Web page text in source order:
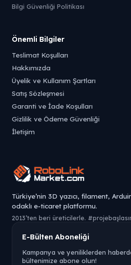
Bilgi Güvenliği Politikası
Önemli Bilgiler
Teslimat Koşulları
Hakkımızda
Üyelik ve Kullanım Şartları
Satış Sözleşmesi
Garanti ve İade Koşulları
Gizlilik ve Ödeme Güvenliği
İletişim
Türkiye’nin 3D yazıcı, filament,
odaklı e-ticaret platformu.
2013’ten beri üreticilerle.
E-Bülten Aboneliği
Kampanya ve yeniliklerden
bültenimize abone olun!